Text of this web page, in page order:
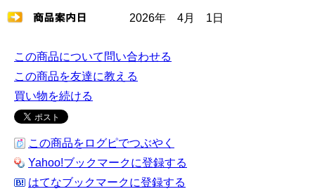
2026年 4月 1日
この商品について問い合わせる
この商品を友達に教える
買い物を続ける
この商品をログピでつぶやく
Yahoo!ブックマークに登録する
はてなブックマークに登録する